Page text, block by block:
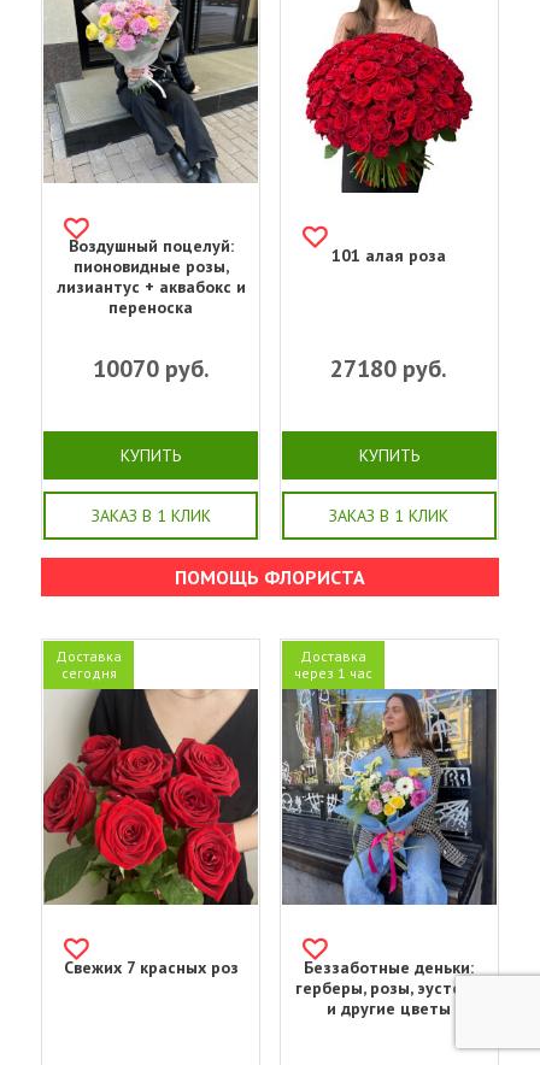
Воздушный поцелуй:
пионовидные розы,
лизиантус + аквабокс и
переноска
10070руб.
КУПИТЬ
ЗАКАЗ В 1 КЛИК
101 алая роза
27180 руб.
КУПИТЬ
ЗАКАЗ В 1 КЛИК
ПОМОЩЬ ФЛОРИСТА
Доставка
сегодня
Свежих 7 красных роз
Доставка
через 1 час
Беззаботные деньки:
герберы, розы, эустома
и другие цветы